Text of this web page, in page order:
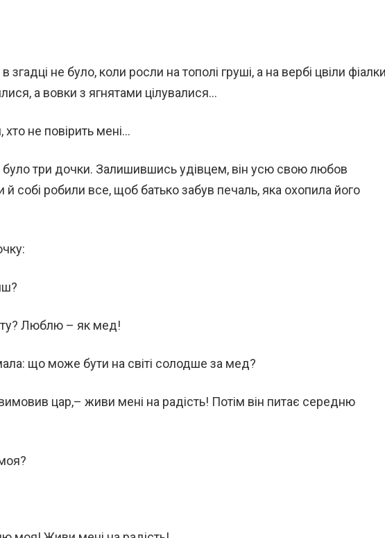
згадці не було, коли росли на тополі груші, а на вербі цвіли
а вовки з ягнятами цілувалися…
не повірить мені…
було три дочки. Залишившись удівцем, він усю свою любов
собі робили все, щоб батько забув печаль, яка охопила його
Люблю – як мед!
що може бути на світі солодше за мед?
цар,– живи мені на радість! Потім він питає середню